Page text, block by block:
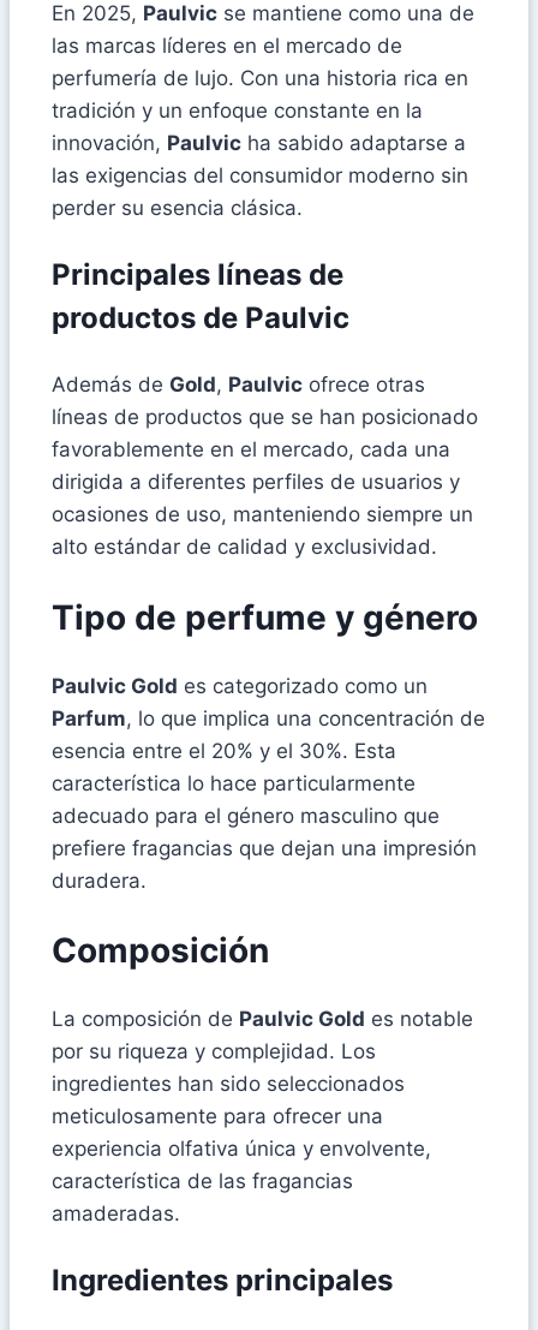
En 2025, Paulvic se mantiene como una de
las marcas líderes en el mercado de
perfumería de lujo. Con una historia rica en
tradición y un enfoque constante en la
innovación, Paulvic ha sabido adaptarse a
las exigencias del consumidor moderno sin
perder su esencia clásica.
Principales líneas de
productos de Paulvic
Además de Gold, Paulvic ofrece otras
líneas de productos que se han posicionado
favorablemente en el mercado, cada una
dirigida a diferentes perfiles de usuarios y
ocasiones de uso, manteniendo siempre un
alto estándar de calidad y exclusividad.
Tipo de perfume y género
Paulvic Gold es categorizado como un
Parfum, lo que implica una concentración de
esencia entre el 20% y el 30%. Esta
característica lo hace particularmente
adecuado para el género masculino que
prefiere fragancias que dejan una impresión
duradera.
Composición
La composición de Paulvic Gold es notable
por su riqueza y complejidad. Los
ingredientes han sido seleccionados
meticulosamente para ofrecer una
experiencia olfativa única y envolvente,
característica de las fragancias
amaderadas.
Ingredientes principales